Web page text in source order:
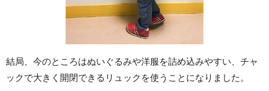
結局、今のところはぬいぐるみや洋服を詰め込みやすい、チャ
ックで大きく開閉できるリュックを使うことになりました。